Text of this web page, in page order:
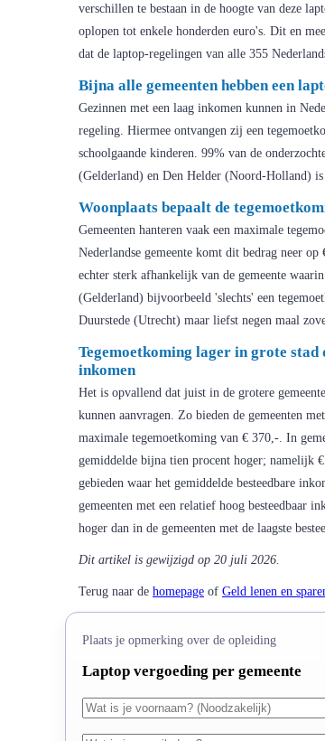
verschillen te bestaan in de hoogte van deze
oplopen tot enkele honderden euro's. Dit en
dat de laptop-regelingen van alle 355
Bijna alle gemeenten hebben een
Gezinnen met een laag inkomen kunnen in
regeling. Hiermee ontvangen zij een
schoolgaande kinderen. 99% van de
(Gelderland) en Den Helder (Noord-Holland) is
Woonplaats bepaalt de
Gemeenten hanteren vaak een maximale
Nederlandse gemeente komt dit bedrag neer
echter sterk afhankelijk van de gemeente
(Gelderland) bijvoorbeeld 'slechts' een
Duurstede (Utrecht) maar liefst negen maal
Tegemoetkoming lager in grote stad
inkomen
Het is opvallend dat juist in de grotere
kunnen aanvragen. Zo bieden de gemeenten
maximale tegemoetkoming van € 370,-. In
gemiddelde bijna tien procent hoger; namelijk
gebieden waar het gemiddelde besteedbare
gemeenten met een relatief hoog besteedbaar
hoger dan in de gemeenten met de laagste
Dit artikel is gewijzigd op 20 juli 2026.
Terug naar de homepage of Geld lenen en
Plaats je opmerking over de opleiding
Laptop vergoeding per gemeente